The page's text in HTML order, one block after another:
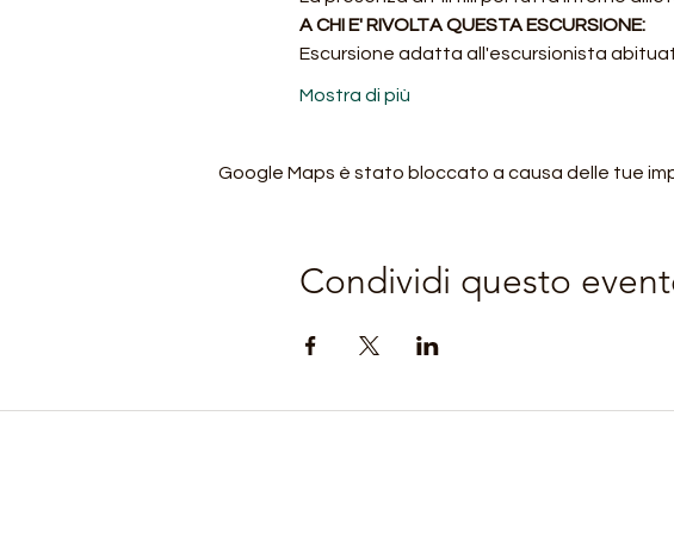
A CHI E' RIVOLTA QUESTA ESCURSIONE:
Escursione adatta all'escursionista
Mostra di più
Google Maps è stato bloccato a causa delle tue
Condividi questo